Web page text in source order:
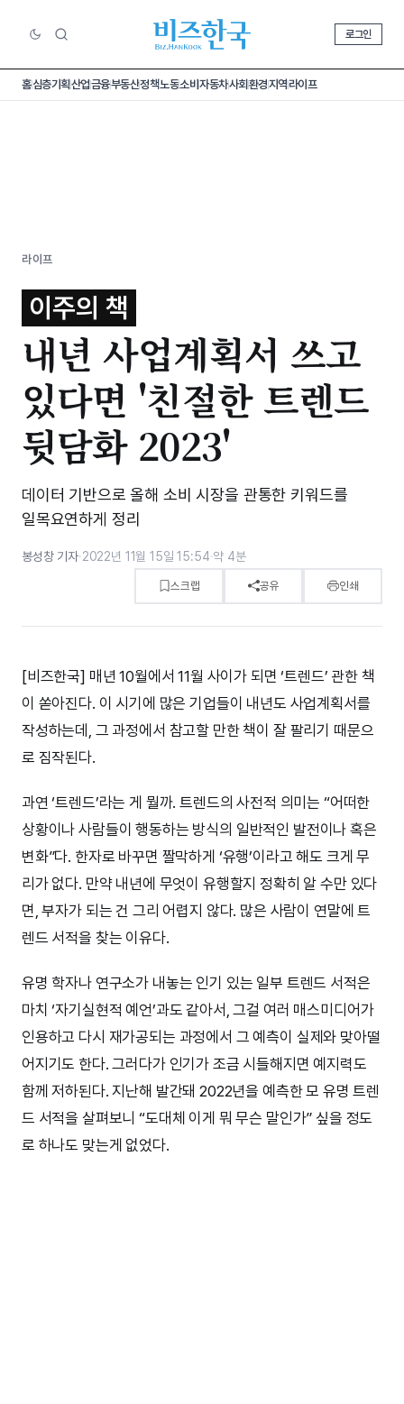
로그인
홈심층기획산업금융부동산정책노동소비 자동차사회환경지역라이프
라이프
이주의 책
내년 사업계획서 쓰고
있다면 '친절한 트렌드
뒷담화 2023'
데이터 기반으로 올해 소비 시장을 관통한 키워드를
일목요연하게 정리
봉성창 기자·2022년 11월 15일 15:54·약 4분
스크랩 공유 인쇄
[비즈한국] 매년 10월에서 11월 사이가 되면 ‘트렌드’ 관한 책
이 쏟아진다. 이 시기에 많은 기업들이 내년도 사업계획서를
작성하는데, 그 과정에서 참고할 만한 책이 잘 팔리기 때문으
로 짐작된다.
과연 ‘트렌드’라는 게 뭘까. 트렌드의 사전적 의미는 “어떠한
상황이나 사람들이 행동하는 방식의 일반적인 발전이나 혹은
변화”다. 한자로 바꾸면 짤막하게 ‘유행’이라고 해도 크게 무
리가 없다. 만약 내년에 무엇이 유행할지 정확히 알 수만 있다
면, 부자가 되는 건 그리 어렵지 않다. 많은 사람이 연말에 트
렌드 서적을 찾는 이유다.
유명 학자나 연구소가 내놓는 인기 있는 일부 트렌드 서적은
마치 ‘자기실현적 예언’과도 같아서, 그걸 여러 매스미디어가
인용하고 다시 재가공되는 과정에서 그 예측이 실제와 맞아떨
어지기도 한다. 그러다가 인기가 조금 시들해지면 예지력도
함께 저하된다. 지난해 발간돼 2022년을 예측한 모 유명 트렌
드 서적을 살펴보니 “도대체 이게 뭐 무슨 말인가” 싶을 정도
로 하나도 맞는게 없었다.